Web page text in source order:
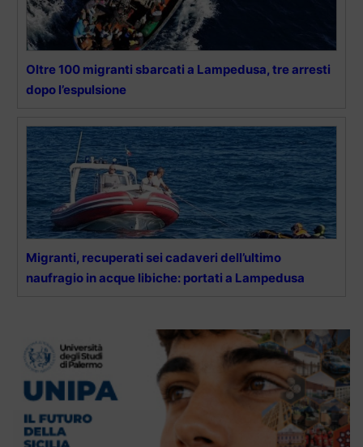
Oltre 100 migranti sbarcati a Lampedusa, tre arresti
dopo l’espulsione
Migranti, recuperati sei cadaveri dell’ultimo
naufragio in acque libiche: portati a Lampedusa